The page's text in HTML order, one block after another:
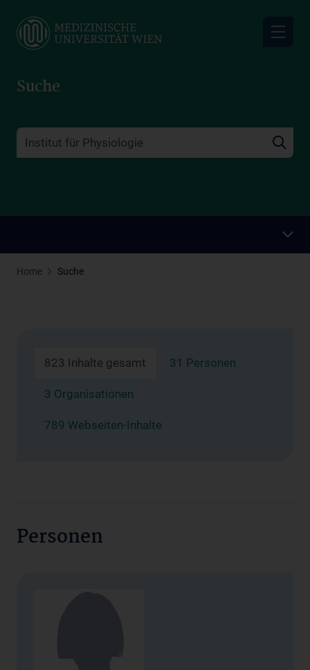
main
Suche
Home Suche
823 Inhalte gesamt 31 Personen
3 Organisationen
789 Webseiten-Inhalte
Personen